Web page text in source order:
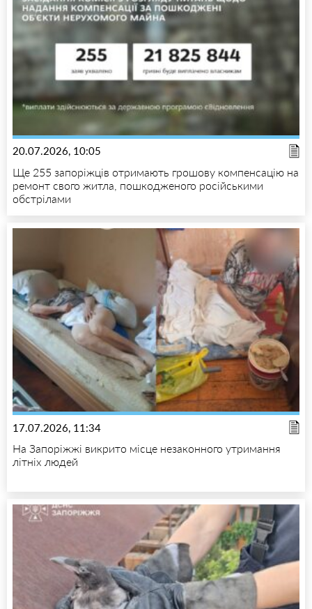
20.07.2026, 10:05
Ще 255 запоріжців отримають грошову компенсацію на
ремонт свого житла, пошкодженого російськими
обстрілами
17.07.2026, 11:34
На Запоріжжі викрито місце незаконного утримання
літніх людей